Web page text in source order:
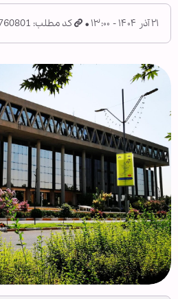
۲۱ آذر ۱۴۰۴ - ۱۳:۰۰ کد مطلب: 1760801